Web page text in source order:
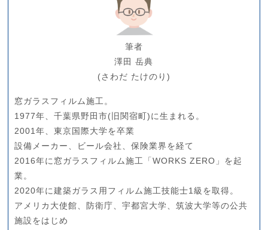
筆者
澤田 岳典
(さわだ たけのり)
窓ガラスフィルム施工。
1977年、千葉県野田市(旧関宿町)に生まれる。
2001年、東京国際大学を卒業
設備メーカー、ビール会社、保険業界を経て
2016年に窓ガラスフィルム施工「WORKS ZERO」を起
業。
2020年に建築ガラス用フィルム施工技能士1級を取得。
アメリカ大使館、防衛庁、宇都宮大学、筑波大学等の公共
施設をはじめ